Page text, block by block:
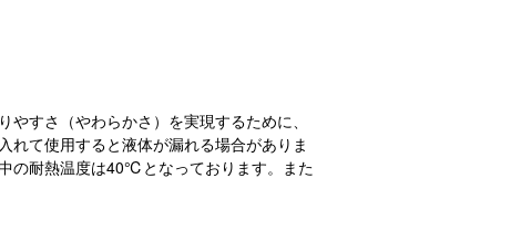
すさ（やわらかさ）を実現するために、
れて使用すると液体が漏れる場合がありま
の耐熱温度は40℃となっております。また